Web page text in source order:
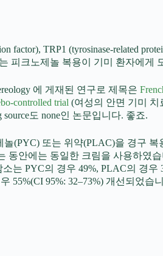
TRP1 (tyrosinase-related
피크노제놀 복용이 기미 환자에
에 게재된 연구로 제목은
controlled trial (여성의 안면 기미 치
도 none인 논문입니다. 좋죠.
(PYC) 또는 위약(PLAC)을 경구
동안에는 동일한 크림을 사용하
는 PYC의 경우 49%, PLAC의 경우
55%(CI 95%: 32–73%) 개선되었습